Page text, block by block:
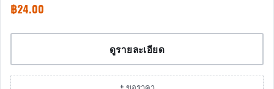
฿24.00
ดูรายละเอียด
+ ขอราคา